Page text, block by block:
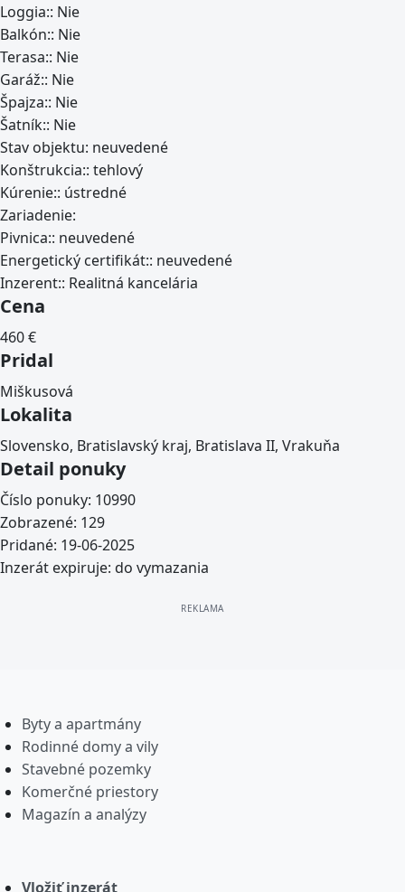
Loggia:: Nie
Balkón:: Nie
Terasa:: Nie
Garáž:: Nie
Špajza:: Nie
Šatník:: Nie
Stav objektu: neuvedené
Konštrukcia:: tehlový
Kúrenie:: ústredné
Zariadenie:
Pivnica:: neuvedené
Energetický certifikát:: neuvedené
Inzerent:: Realitná kancelária
Cena
460€
Pridal
Miškusová
Lokalita
Slovensko, Bratislavský kraj, Bratislava II, Vrakuňa
Detail ponuky
Číslo ponuky: 10990
Zobrazené: 129
Pridané: 19-06-2025
Inzerát expiruje: do vymazania
Byty a apartmány
Rodinné domy a vily
Stavebné pozemky
Komerčné priestory
Magazín a analýzy
Vložiť inzerát